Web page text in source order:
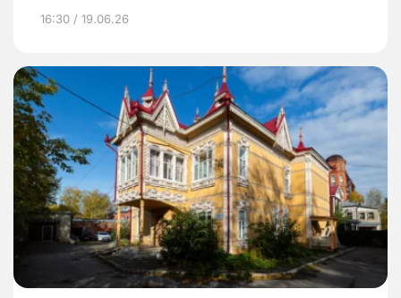
16:30 / 19.06.26